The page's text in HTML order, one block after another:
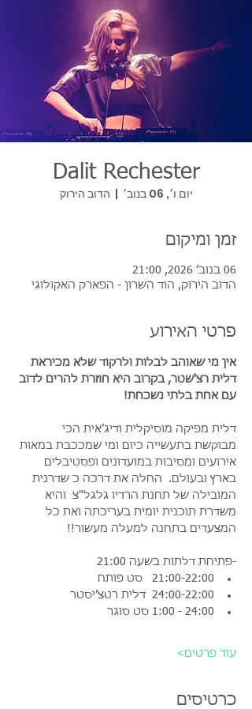
Dalit Rechester
יום ו׳, 06 בנוב׳
  |
הדוב הירוק
זמן ומיקום
06 בנוב׳ 2026, 21:00
הדוב הירוק, הוד השרון - הפארק האקולוגי
פרטי האירוע
אין מי שאוהב לבלות ולרקוד שלא מכיראת
דלית רצ'שטר, בקרוב היא חוזרת להרים לדוב
עם אחת בלתי נשכחת!
דלית מפיקה מוסיקלית ודיג׳אית הכי
מבוקשת בתעשייה כיום ומי שמככבת במאות
אירועים ומסיבות במועדונים ופסטיבלים
בארץ ובעולם.  החלה את דרכה כ שדרנית
המובילה של תחנת הרדיו גלגל"צ  והיא
משדרת תוכנית יומית בעריכתה ואת כל
המצעדים בתחנה למעלה מעשור!!
-פתיחת דלתות בשעה 21:00
21:00-22:00   סט פותח
24:00-22:00  דלית רטצ׳יסטר
24:00 - 1:00 סט סוגר
עוד פרטים>
כרטיסים